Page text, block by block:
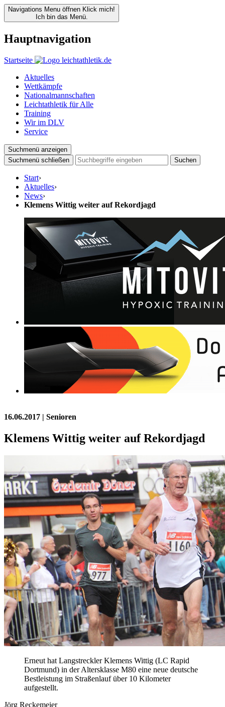
Navigations Menu öffnen Klick mich!
Ich bin das Menü.
Hauptnavigation
Startseite
Aktuelles
Wettkämpfe
Nationalmannschaften
Leichtathletik für Alle
Training
Wir im DLV
Service
Suchmenü anzeigen
Suchmenü schließen
Suchen
Start›
Aktuelles›
News›
Klemens Wittig weiter auf Rekordjagd
16.06.2017 | Senioren
Klemens Wittig weiter auf Rekordjagd
Erneut hat Langstreckler Klemens Wittig (LC Rapid
Dortmund) in der Altersklasse M80 eine neue deutsche
Bestleistung im Straßenlauf über 10 Kilometer
aufgestellt.
Jörg Reckemeier